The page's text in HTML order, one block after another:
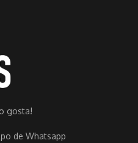
gosta!
de Whatsapp